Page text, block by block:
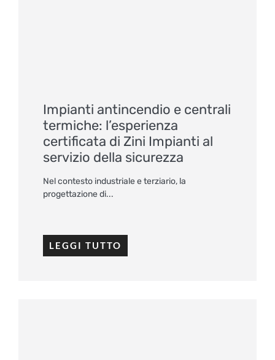
Impianti antincendio e centrali
termiche: l’esperienza
certificata di Zini Impianti al
servizio della sicurezza
Nel contesto industriale e terziario, la
progettazione di...
LEGGI TUTTO